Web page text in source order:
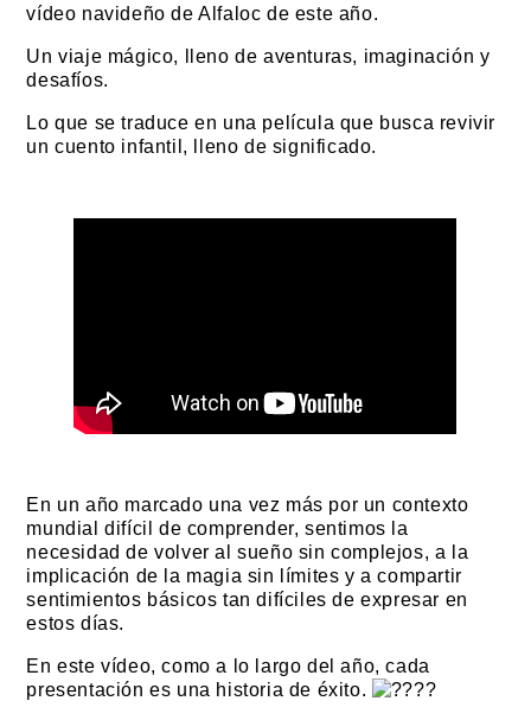
vídeo navideño de Alfaloc de este año.
Un viaje mágico, lleno de aventuras, imaginación y
desafíos.
Lo que se traduce en una película que busca revivir
un cuento infantil, lleno de significado.
En un año marcado una vez más por un contexto
mundial difícil de comprender, sentimos la
necesidad de volver al sueño sin complejos, a la
implicación de la magia sin límites y a compartir
sentimientos básicos tan difíciles de expresar en
estos días.
En este vídeo, como a lo largo del año, cada
presentación es una historia de éxito.